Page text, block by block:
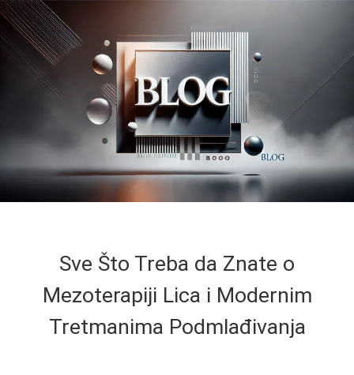
Sve Što Treba da Znate o
Mezoterapiji Lica i Modernim
Tretmanima Podmlađivanja